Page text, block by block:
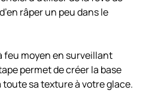
râper un peu dans le
feu moyen en surveillant
permet de créer la base
sa texture à votre glace.